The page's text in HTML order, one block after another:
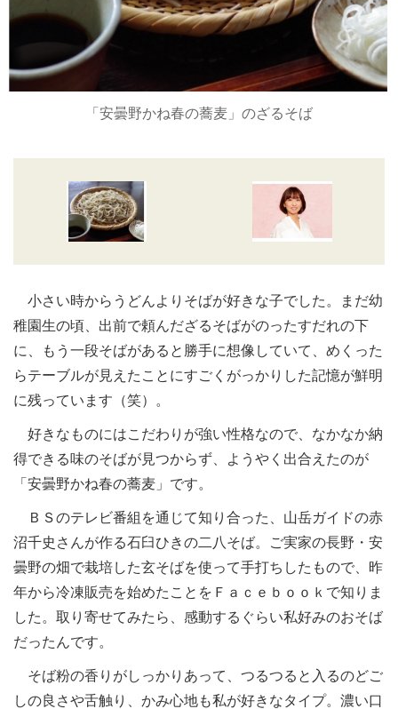
「安曇野かね春の蕎麦」のざるそば
小さい時からうどんよりそばが好きな子でした。まだ幼
稚園生の頃、出前で頼んだざるそばがのったすだれの下
に、もう一段そばがあると勝手に想像していて、めくった
らテーブルが見えたことにすごくがっかりした記憶が鮮明
に残っています（笑）。
好きなものにはこだわりが強い性格なので、なかなか納
得できる味のそばが見つからず、ようやく出合えたのが
「安曇野かね春の蕎麦」です。
ＢＳのテレビ番組を通じて知り合った、山岳ガイドの赤
沼千史さんが作る石臼ひきの二八そば。ご実家の長野・安
曇野の畑で栽培した玄そばを使って手打ちしたもので、昨
年から冷凍販売を始めたことをＦａｃｅｂｏｏｋで知りま
した。取り寄せてみたら、感動するぐらい私好みのおそば
だったんです。
そば粉の香りがしっかりあって、つるつると入るのどご
しの良さや舌触り、かみ心地も私が好きなタイプ。濃い口